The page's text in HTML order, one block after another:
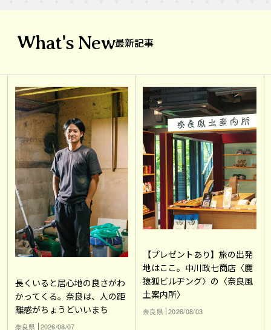
What's New最新記事
長くいると居心地の良さがわ
かってくる。奈良は、人の距
離感がちょうどいいまち
奈良県 2026/08/07
【プレゼントあり】旅の出発
地はここ。中川政七商店〈鹿
猿狐ビルヂング〉の〈奈良風
土案内所〉
奈良県 2026/08/03